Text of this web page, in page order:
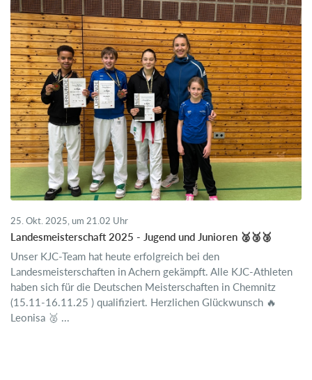
25. Okt. 2025, um 21.02 Uhr
Landesmeisterschaft 2025 - Jugend und Junioren 🥈🥉🥉
Unser KJC-Team hat heute erfolgreich bei den
Landesmeisterschaften in Achern gekämpft. Alle KJC-Athleten
haben sich für die Deutschen Meisterschaften in Chemnitz
(15.11-16.11.25 ) qualifiziert. Herzlichen Glückwunsch 🔥
Leonisa 🥈 ...